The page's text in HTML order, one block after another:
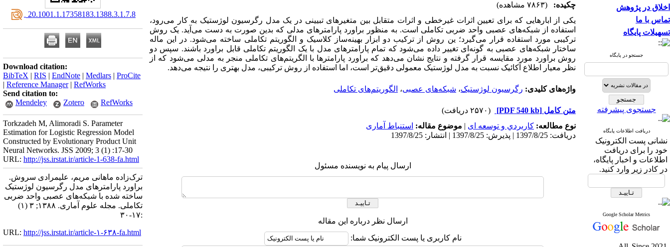
اخلاق در پژوهش
تماس با ما
تسهیلات پایگاه
جستجو در پایگاه
جستجوی پیشرفته
دریافت اطلاعات پایگاه
نشانی پست الکترونیک
خود را برای دریافت
اطلاعات و اخبار پایگاه،
در کادر زیر وارد کنید.
Google Scholar Metrics
چکیده:
(۷۸۶۳ مشاهده)
یکی از ابارهایی که برای تعیین اثرات غیرخطی و اثرات متقابل بین متغیرهای تبیینی در یک مدل رگرسیون لوژستیک به کار می‌رود،
استفاده از شبکه‌های عصبی واحد ضربی تکاملی است. به منظور براورد پارامترهای مدلی که بدین صورت به دست می‌آید. یک روش
ترکیبی مورد استفاده قرار می‌گیرد؛ ین روش از ترکیب دو ابزار بهینه‌ساز کلاسیک و الگوریتم تکاملی ساخته می‌شود. در این ماله
ساختار شبکه‌های عصبی به گونه‌ای تغییر داده می‌شود که تمام پارامترهای مدل با یک الگوریتم تکاملی قابل براورد باشند. سپس دو
روش براورد مورد مقایسه قرار گرفته و نتایج نشان می‌دهد که براورد پارامترها با الگریتم‌های تکاملی منجر به مدلی می‌شود که از
نظر معیار اطلاع آکائیک نسبت به مدل لوژستیک معمولی دقیق‌تر است، اما استفاده از روش ترکیبی، مدل بهتری را نتیجه می‌دهد.
واژه‌های کلیدی: رگرسیون لوژستیک، شبکه‌های عصبی، الگوریتم‌های تکاملی
متن کامل [PDF 540 kb]
(۲۵۷۰ دریافت)
نوع مطالعه: كاربردي و توسعه ای | موضوع مقاله: استنباط آماری
دریافت: 1397/8/25 | پذیرش: 1397/8/25 | انتشار: 1397/8/25
ارسال پیام به نویسنده مسئول
ارسال نظر درباره این مقاله
نام کاربری یا پست الکترونیک شما:
‎ 20.1001.1.17358183.1388.3.1.7.8
Download citation:
BibTeX | RIS | EndNote | Medlars | ProCite
| Reference Manager| RefWorks
Send citation to:
Mendeley
Zotero RefWorks
Torkzadeh M, Alimoradi S. Parameter
Estimation for Logistic Regression Model
Constructed by Evolutionary Product Unit
Neural Networks. JSS 2009; 3 (1) :17-30
URL: http://jss.irstat.ir/article-1-638-fa.html
ترک‌زاده ماهانی مریم، علیمرادی سروش.
براورد پارامترهای مدل رگرسیون لوژستیک
ساخته شده با شبکه‌های عصبی واحد ضربی
تکاملی. مجله علوم آماری. ۱۳۸۸; ۳ (۱)
:۱۷-۳۰
URL: http://jss.irstat.ir/article-۱-۶۳۸-fa.html